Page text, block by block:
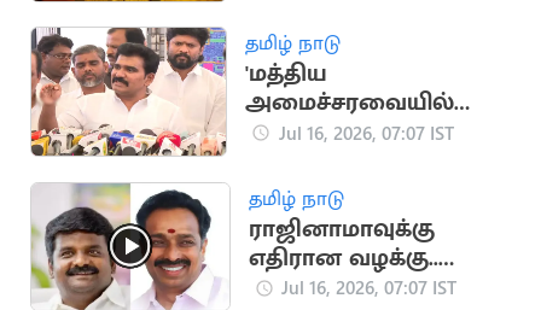
தமிழ் நாடு
'மத்திய
அமைச்சரவையில்
ஸ்டாலின், பழனிசாமி
Jul 16, 2026, 07:07 IST
தமிழ் நாடு
ராஜினாமாவுக்கு
எதிரான வழக்கு..
விஜயபாஸ்கர்கள்
Jul 16, 2026, 07:07 IST